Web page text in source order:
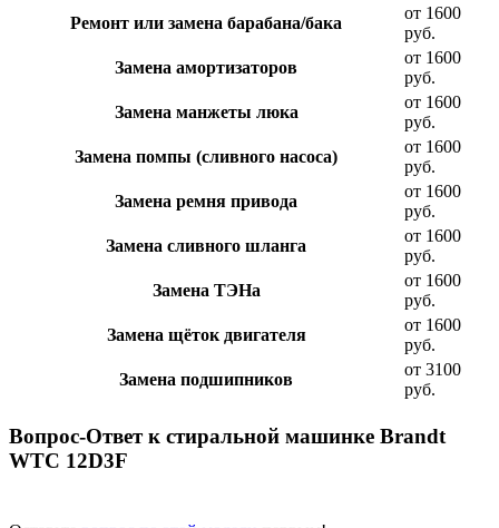
Ремонт или замена барабана/бака
от 1600
руб.
Замена амортизаторов
от 1600
руб.
Замена манжеты люка
от 1600
руб.
Замена помпы (сливного насоса)
от 1600
руб.
Замена ремня привода
от 1600
руб.
Замена сливного шланга
от 1600
руб.
Замена ТЭНа
от 1600
руб.
Замена щёток двигателя
от 1600
руб.
Замена подшипников
от 3100
руб.
Вопрос-Ответ к стиральной машинке Brandt
WTC 12D3F